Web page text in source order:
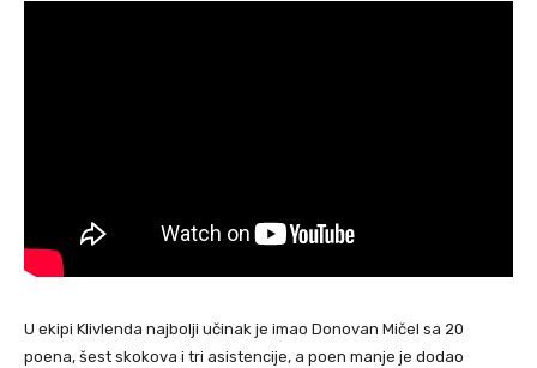
U ekipi Klivlenda najbolji učinak je imao Donovan Mičel sa 20
poena, šest skokova i tri asistencije, a poen manje je dodao